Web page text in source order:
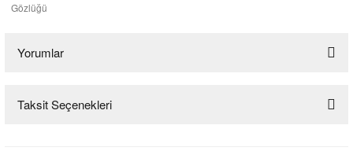
Gözlüğü
Yorumlar
Bu ürüne ilk yorumu siz yapın!
Taksit Seçenekleri